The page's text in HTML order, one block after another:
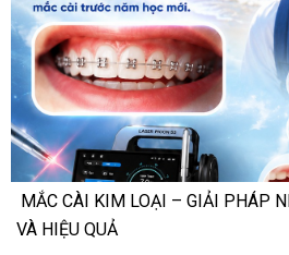
MẮC CÀI KIM LOẠI – GIẢI PHÁP
VÀ HIỆU QUẢ